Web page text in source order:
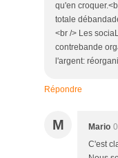
qu'en
totale
<br /> Les
contrebande
l'argent:
Répondre
M Mario
C'est